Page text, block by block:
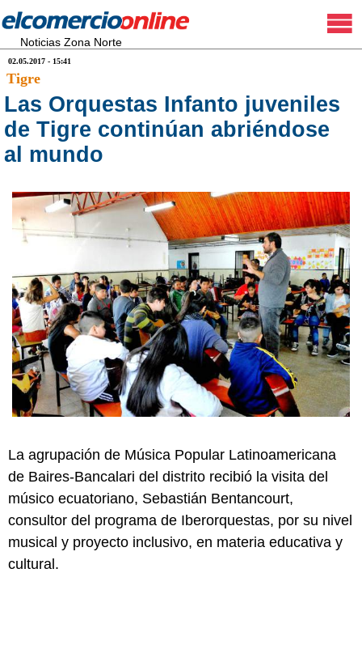
Noticias Zona Norte
02.05.2017 - 15:41
Tigre
Las Orquestas Infanto juveniles
de Tigre continúan abriéndose
al mundo
La agrupación de Música Popular Latinoamericana
de Baires-Bancalari del distrito recibió la visita del
músico ecuatoriano, Sebastián Bentancourt,
consultor del programa de Iberorquestas, por su nivel
musical y proyecto inclusivo, en materia educativa y
cultural.